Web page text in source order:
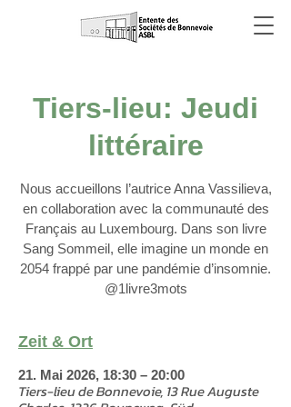
Tiers-lieu: Jeudi
littéraire
Nous accueillons l’autrice Anna Vassilieva,
en collaboration avec la communauté des
Français au Luxembourg. Dans son livre
Sang Sommeil, elle imagine un monde en
2054 frappé par une pandémie d’insomnie.
@1livre3mots
Zeit & Ort
21. Mai 2026, 18:30 – 20:00
Tiers-lieu de Bonnevoie, 13 Rue Auguste